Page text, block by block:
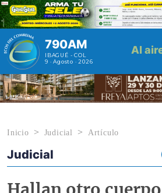
Pasar al contenido principal
790AM
IBAGUÉ - COL
9 · Agosto · 2026
Al
Inicio Judicial Artículo
Econoticias y Eventos
Judicial